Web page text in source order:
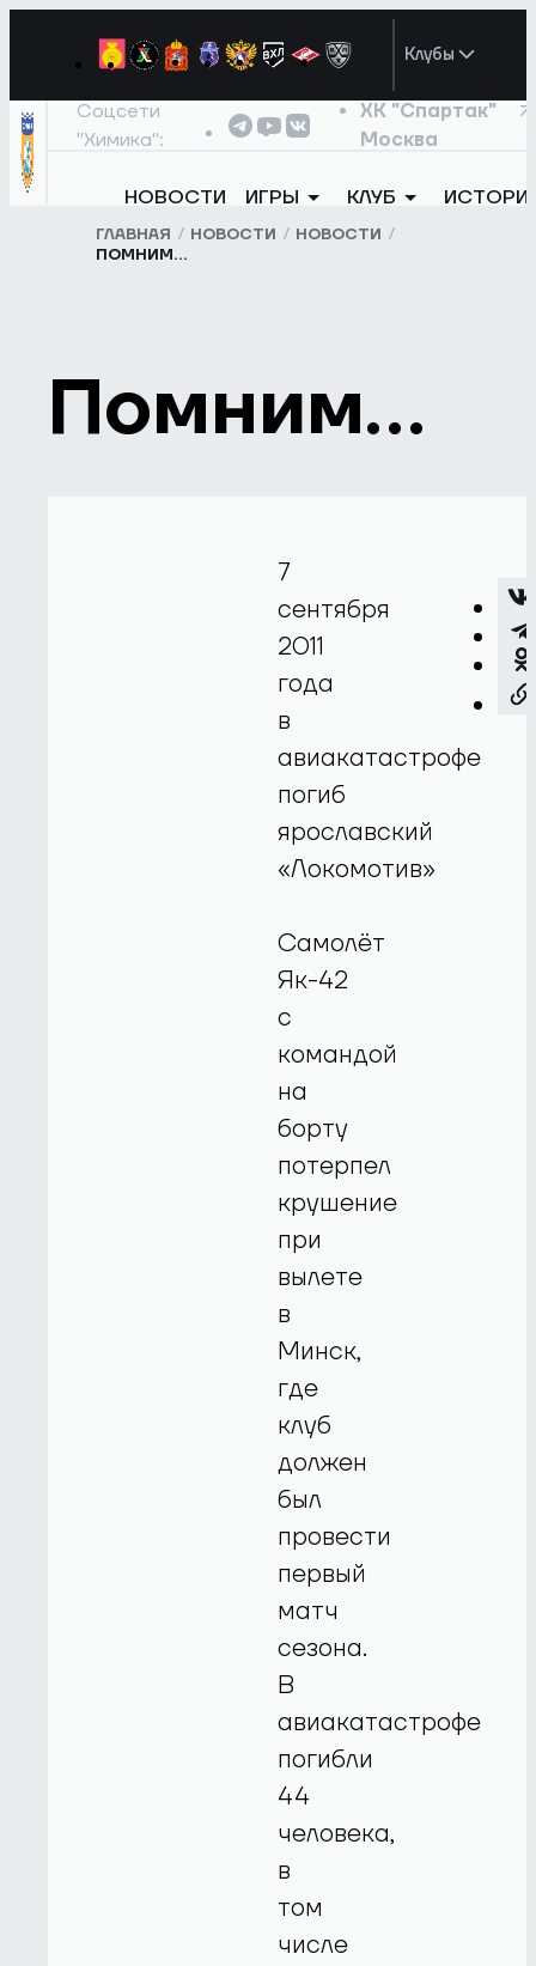
Клубы
Соцсети
"Химика":
ХК "Спартак"
Москва
НОВОСТИ ИГРЫ КЛУБ
ГЛАВНАЯ НОВОСТИ
НОВОСТИ
ПОМНИМ…
Помним…
7
сентября
2011
года
в
авиакатастрофе
погиб
ярославский
«Локомотив»
Самолёт
Як-42
с
командой
на
борту
потерпел
крушение
при
вылете
в
Минск,
где
клуб
должен
был
провести
первый
матч
сезона.
В
авиакатастрофе
погибли
44
человека,
в
том
числе